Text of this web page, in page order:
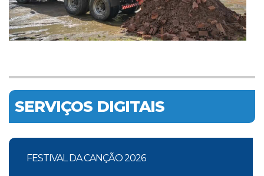
SERVIÇOS DIGITAIS
FESTIVAL DA CANÇÃO 2026